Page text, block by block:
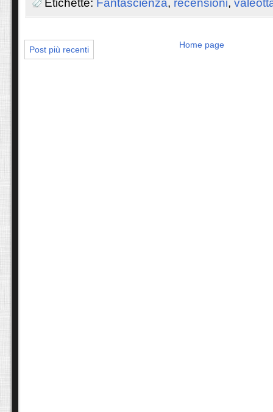
Etichette: Fantascienza, recensioni,
Post più recenti Home page